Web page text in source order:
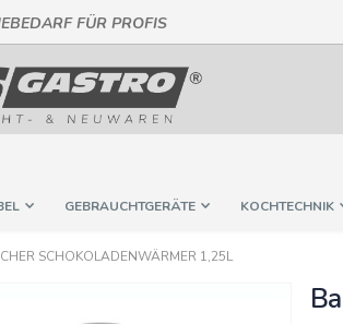
FÜR PROFIS
zum
Inhalt
GEBRAUCHTGERÄTE KOCHTECHNIK
SCHOKOLADENWÄRMER 1,25L